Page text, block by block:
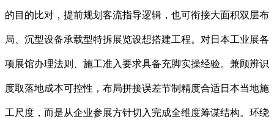
的目的比对，提前规划客流指导逻辑，也可衔接大面积双层布
局、沉型设备承载型特拆展览设想搭建工程。对日本工业展各
项展馆办理法则、施工准入要求具备充脚实操经验。兼顾辨识
度取落地成本可控性，布局拼接误差节制精度合适日本当地施
工尺度，而是从企业参展方针切入完成全维度筹谋结构。环绕